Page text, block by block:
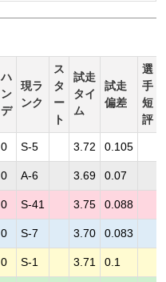
ハ
ン
デ
現ラ
ンク
ス
タ
ー
ト
試走
タイ
ム
試走
偏差
選
手
短
評
0 S-5 3.72 0.105
0 A-6 3.69 0.07
0 S-41 3.75 0.088
0 S-7 3.70 0.083
0 S-1 3.71 0.1